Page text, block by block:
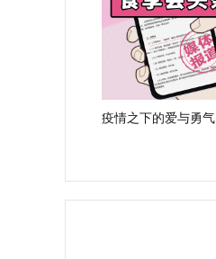
疫情之下的爱与勇气